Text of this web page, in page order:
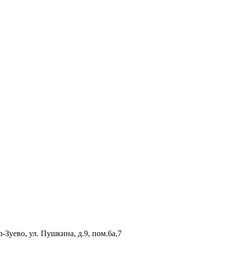
Зуево, ул. Пушкина, д.9, пом.6а,7